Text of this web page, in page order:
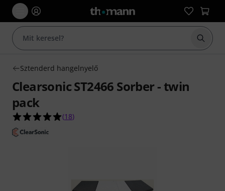
Sztenderd hangelnyelő
Clearsonic ST2466 Sorber - twin
pack
4.9/5 csillag, összesen 18 értékelés alapján
(18)